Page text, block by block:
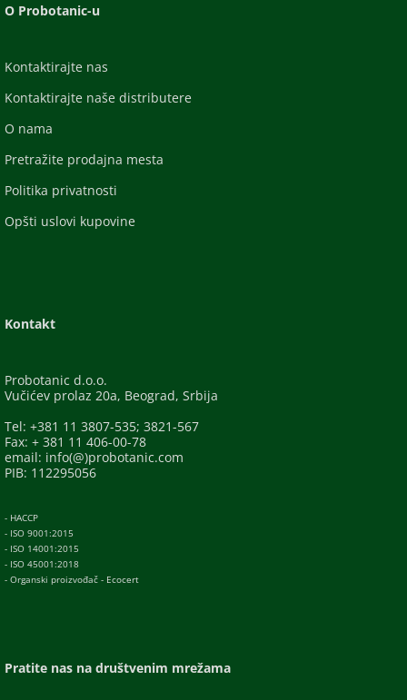
O Probotanic-u
Kontaktirajte nas
Kontaktirajte naše distributere
O nama
Pretražite prodajna mesta
Politika privatnosti
Opšti uslovi kupovine
Kontakt
Probotanic d.o.o.
Vučićev prolaz 20a, Beograd, Srbija
Tel: +381 11 3807-535; 3821-567
Fax: + 381 11 406-00-78
email: info(@)probotanic.com
PIB: 112295056
- HACCP
- ISO 9001:2015
- ISO 14001:2015
- ISO 45001:2018
- Organski proizvođač - Ecocert
Pratite nas na društvenim mrežama